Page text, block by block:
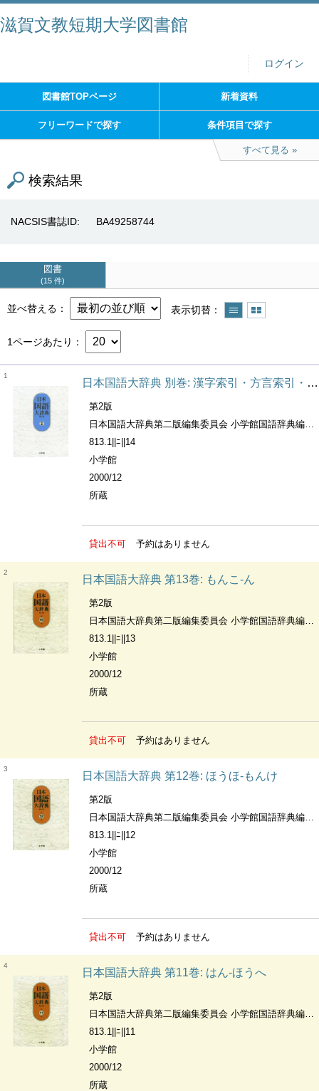
滋賀文教短期大学図書館
ログイン
図書館TOPページ 新着資料
フリーワードで探す 条件項目で探す
すべて見る
検索結果
NACSIS書誌ID BA49258744
図書
15 件
並べ替える 表示切替
1ページあたり
1
日本国語大辞典 別巻: 漢字索引・方言索引・出典一覧
第2版
日本国語大辞典第二版編集委員会 小学館国語辞典編集部編
813.1||ﾆ||14
小学館
2000/12
所蔵
貸出不可 予約はありません
2
日本国語大辞典 第13巻: もんこ-ん
第2版
日本国語大辞典第二版編集委員会 小学館国語辞典編集部編
813.1||ﾆ||13
小学館
2000/12
所蔵
貸出不可 予約はありません
3
日本国語大辞典 第12巻: ほうほ-もんけ
第2版
日本国語大辞典第二版編集委員会 小学館国語辞典編集部編
813.1||ﾆ||12
小学館
2000/12
所蔵
貸出不可 予約はありません
4
日本国語大辞典 第11巻: はん-ほうへ
第2版
日本国語大辞典第二版編集委員会 小学館国語辞典編集部編
813.1||ﾆ||11
小学館
2000/12
所蔵